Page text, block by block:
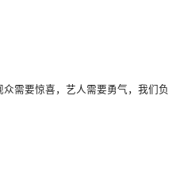
需要惊喜，艺人需要勇气，我们